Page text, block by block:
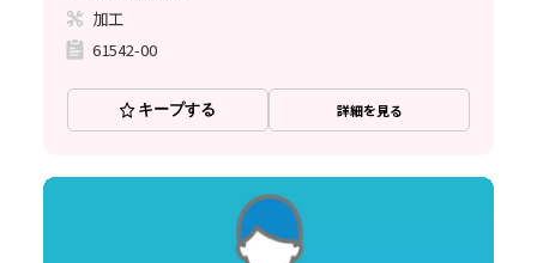
加工
61542-00
キープする 詳細を見る